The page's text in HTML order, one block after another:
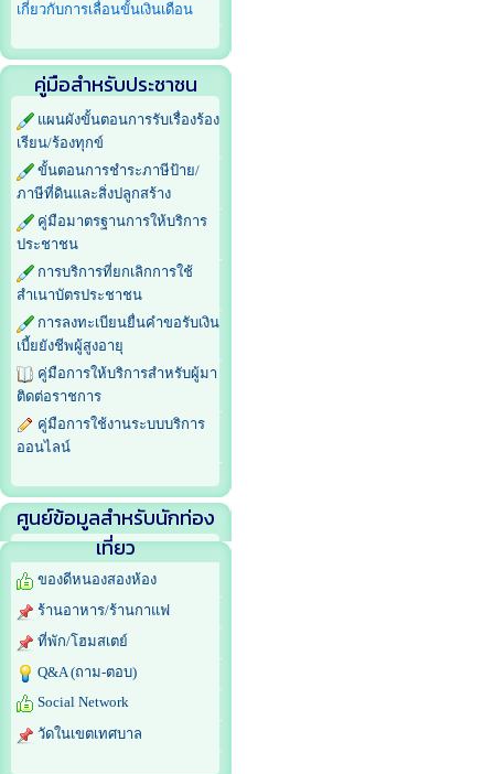
เกี่ยวกับการเลื่อนขั้นเงินเดือน
คู่มือสำหรับประชาชน
แผนผังขั้นตอนการรับเรื่องร้อง
เรียน/ร้องทุกข์
ขั้นตอนการชำระภาษีป้าย/
ภาษีที่ดินและสิ่งปลูกสร้าง
คู่มือมาตรฐานการให้บริการ
ประชาชน
การบริการที่ยกเลิกการใช้
สำเนาบัตรประชาชน
การลงทะเบียนยื่นคำขอรับเงิน
เบี้ยยังชีพผู้สูงอายุ
คู่มือการให้บริการสำหรับผู้มา
ติดต่อราชการ
คู่มือการใช้งานระบบบริการ
ออนไลน์
ศูนย์ข้อมูลสำหรับนักท่อง
เที่ยว
ของดีหนองสองห้อง
ร้านอาหาร/ร้านกาแฟ
ที่พัก/โฮมสเตย์
Q&A (ถาม-ตอบ)
Social Network
วัดในเขตเทศบาล